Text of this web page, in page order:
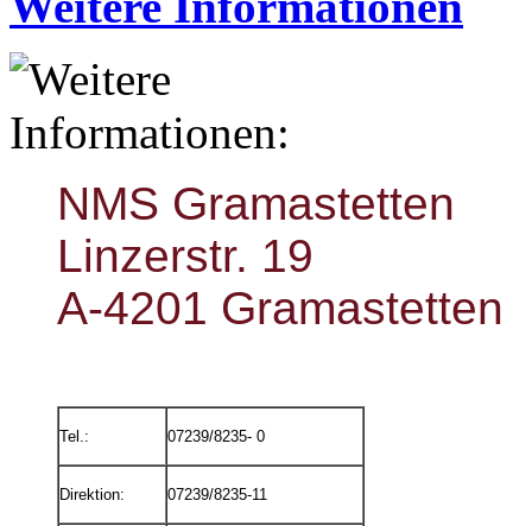
NMS Gramastetten
Linzerstr. 19
A-4201 Gramastetten
Tel.: 07239/8235- 0
Direktion: 07239/8235-11